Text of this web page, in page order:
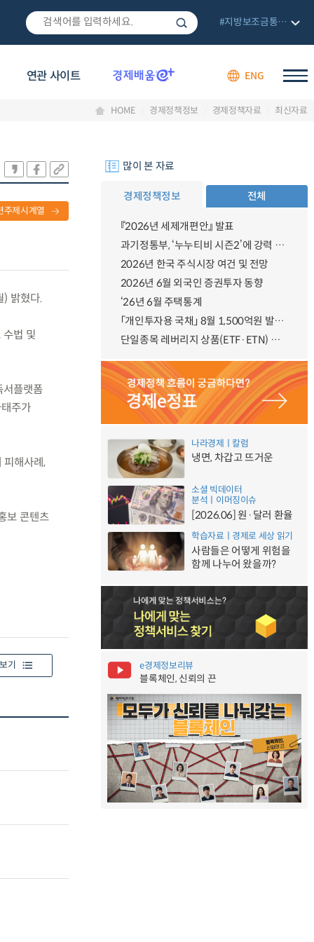
연관 사이트 ENG
#지방보조금통합관리망
HOME 경제정책정보 경제정책자료 최신자료
주제시계열
밝혔다.
수법 및
서플랫폼
주가
피해사례,
보 콘텐츠
기
많이 본 자료
경제정책정보 전체
『2026년 세제개편안』 발표
과기정통부, ‘누누티비 시즌2’에 강력 대응 의지 밝혀
2026년 한국 주식시장 여건 및 전망
2026년 6월 외국인 증권투자 동향
‘26년 6월 주택통계
「개인투자용 국채」 8월 1,500억원 발행 예정
단일종목 레버리지 상품(ETF·ETN) 기본예탁금 강화 조기시행 방안 안내
나라경제ㅣ칼럼
냉면, 차갑고 뜨거운
소셜 빅데이터
분석ㅣ이머징이슈
[2026.06] 원·달러 환율
학습자료ㅣ경제로 세상 읽기
사람들은 어떻게 위험을
함께 나누어 왔을까?
e경제정보리뷰
블록체인, 신뢰의 끈